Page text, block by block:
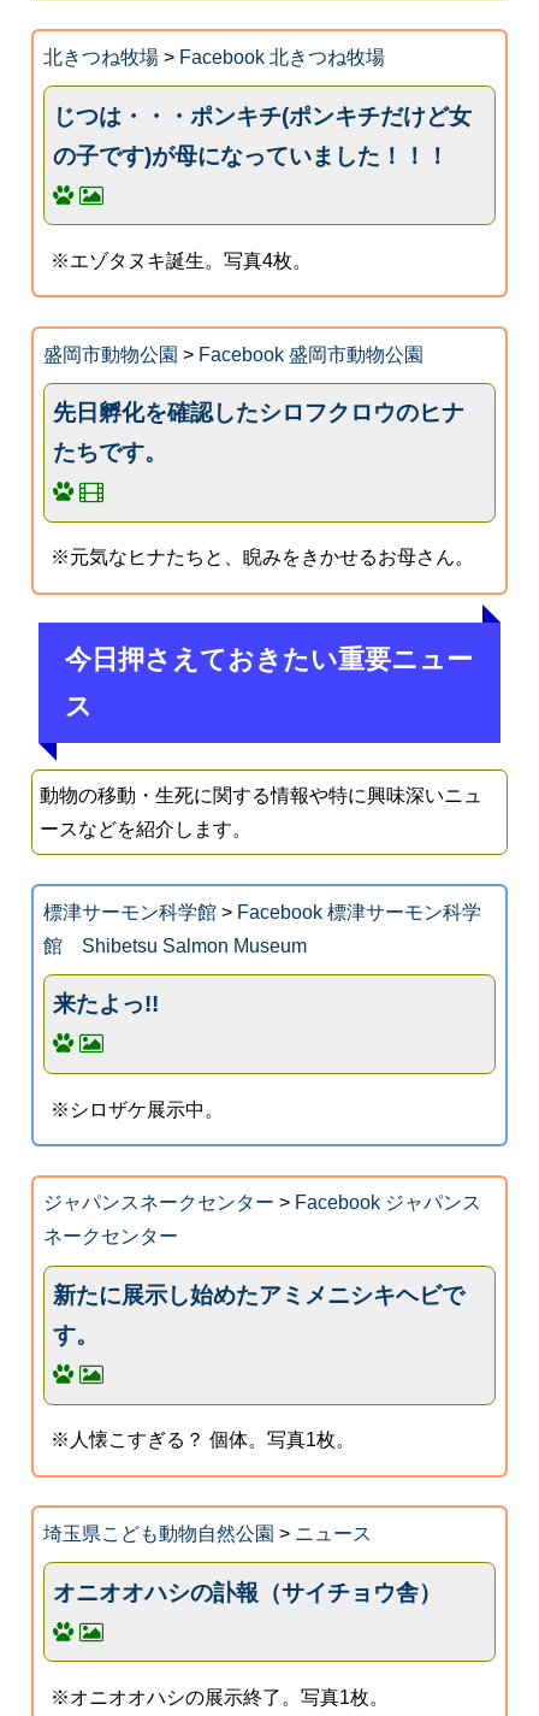
北きつね牧場> Facebook 北きつね牧場
じつは・・・ポンキチ(ポンキチだけど女
の子です)が母になっていました！！！
※エゾタヌキ誕生。写真4枚。
盛岡市動物公園 > Facebook 盛岡市動物公園
先日孵化を確認したシロフクロウのヒナ
たちです。
※元気なヒナたちと、睨みをきかせるお母さん。
今日押さえておきたい重要ニュー
ス
動物の移動・生死に関する情報や特に興味深いニュ
ースなどを紹介します。
標津サーモン科学館> Facebook 標津サーモン科学
館 Shibetsu Salmon Museum
来たよっ!!
※シロザケ展示中。
ジャパンスネークセンター > Facebook ジャパンス
ネークセンター
新たに展示し始めたアミメニシキヘビで
す。
※人懐こすぎる？ 個体。写真1枚。
埼玉県こども動物自然公園 > ニュース
オニオオハシの訃報（サイチョウ舎）
※オニオオハシの展示終了。写真1枚。